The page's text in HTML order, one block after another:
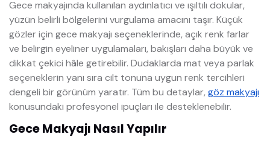
Gece makyajında kullanılan aydınlatıcı ve ışıltılı dokular,
yüzün belirli bölgelerini vurgulama amacını taşır. Küçük
gözler için gece makyajı seçeneklerinde, açık renk farlar
ve belirgin eyeliner uygulamaları, bakışları daha büyük ve
dikkat çekici hâle getirebilir. Dudaklarda mat veya parlak
seçeneklerin yanı sıra cilt tonuna uygun renk tercihleri
dengeli bir görünüm yaratır. Tüm bu detaylar, göz makyajı
konusundaki profesyonel ipuçları ile desteklenebilir.
Gece Makyajı Nasıl Yapılır